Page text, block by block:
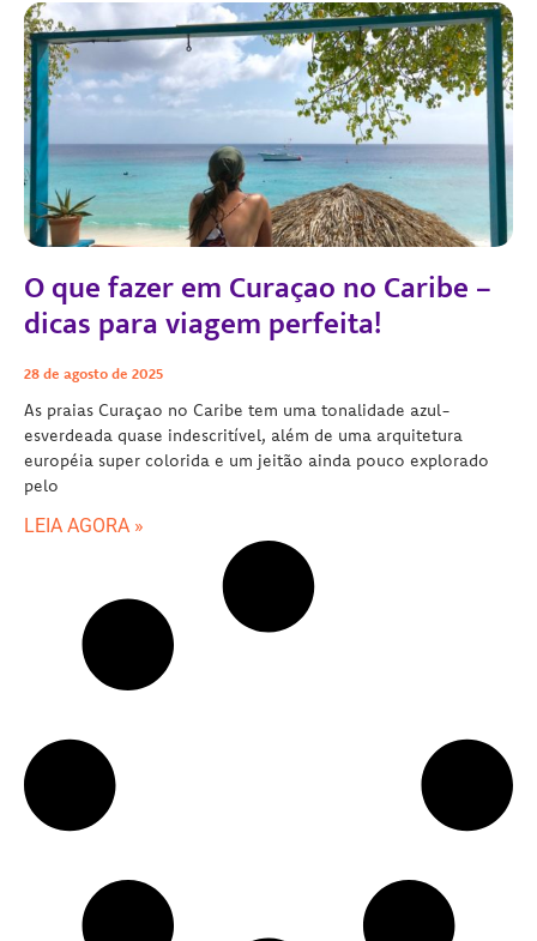
O que fazer em Curaçao no Caribe –
dicas para viagem perfeita!
28 de agosto de 2025
As praias Curaçao no Caribe tem uma tonalidade azul-
esverdeada quase indescritível, além de uma arquitetura
européia super colorida e um jeitão ainda pouco explorado
pelo
LEIA AGORA »